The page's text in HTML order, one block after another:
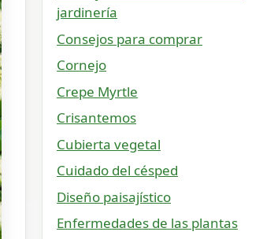
jardinería
Consejos para comprar
Cornejo
Crepe Myrtle
Crisantemos
Cubierta vegetal
Cuidado del césped
Diseño paisajístico
Enfermedades de las plantas